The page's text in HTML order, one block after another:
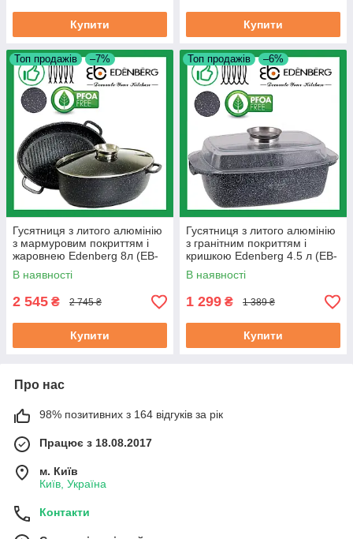
Купити Купити
Топ продажів –7%
Гусятниця з литого алюмінію
з мармуровим покриттям і
жаровнею Edenberg 8л (EB-
9171)
В наявності
2 545 ₴ 2 745 ₴
Купити
Топ продажів –6%
Гусятниця з литого алюмінію
з гранітним покриттям і
кришкою Edenberg 4.5 л (EB-
8007)
В наявності
1 299 ₴ 1 389 ₴
Купити
Про нас
98% позитивних з 164 відгуків за рік
Працює з 18.08.2017
м. Київ
Київ, Україна
Контакти